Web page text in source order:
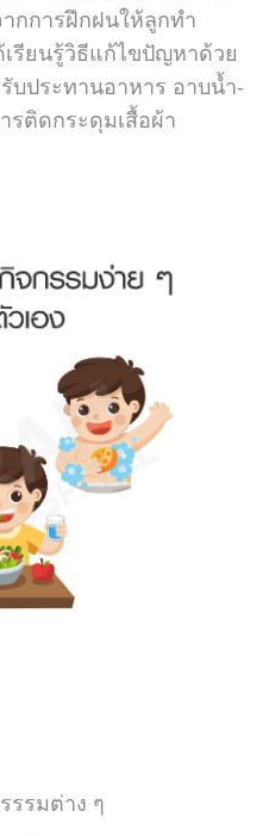
กการฝึกฝนให้ลูกทำ
รียนรู้วิธีแก้ไขปัญหาด้วย
รับประทานอาหาร อาบน้ำ-
รติดกระดุมเสื้อผ้า
รรมต่าง ๆ